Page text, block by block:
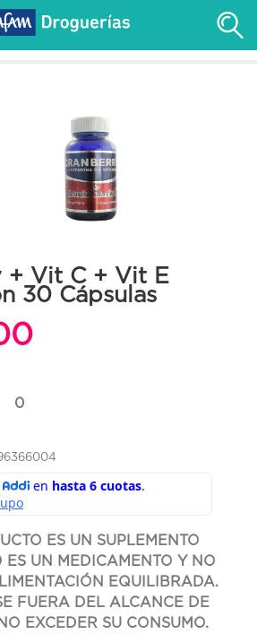
+ Vit C + Vit E
30 Cápsulas
0
ES UN SUPLEMENTO
ES UN MEDICAMENTO Y NO
EQUILIBRADA.
FUERA DEL ALCANCE DE
EXCEDER SU CONSUMO.